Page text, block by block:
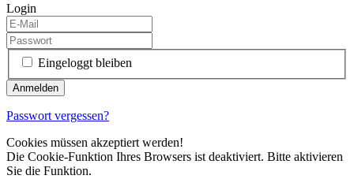
Login
Eingeloggt bleiben
Passwort vergessen?
Cookies müssen akzeptiert werden!
Die Cookie-Funktion Ihres Browsers ist deaktiviert. Bitte aktivieren
Sie die Funktion.